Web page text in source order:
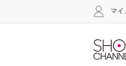
マイ